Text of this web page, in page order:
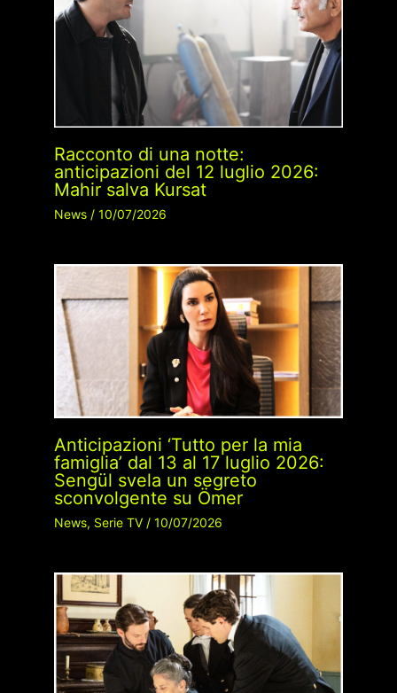
Racconto di una notte:
anticipazioni del 12 luglio 2026:
Mahir salva Kursat
News/ 10/07/2026
Anticipazioni ‘Tutto per la mia
famiglia’ dal 13 al 17 luglio 2026:
Sengül svela un segreto
sconvolgente su Ömer
News, Serie TV/ 10/07/2026